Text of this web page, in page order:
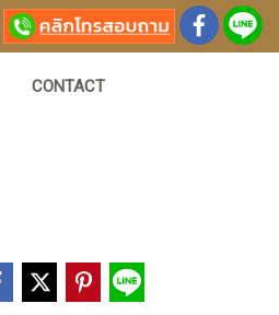
CONTACT